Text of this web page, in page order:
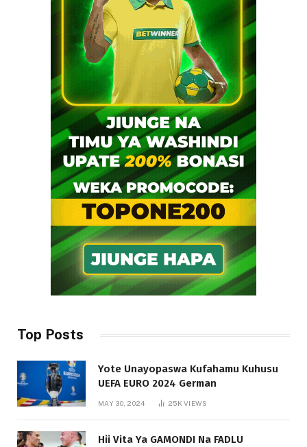
Top Posts
Yote Unayopaswa Kufahamu Kuhusu
UEFA EURO 2024 German
MAY 30, 2024 25KVIEWS
Hii Vita Ya GAMONDI Na FADLU